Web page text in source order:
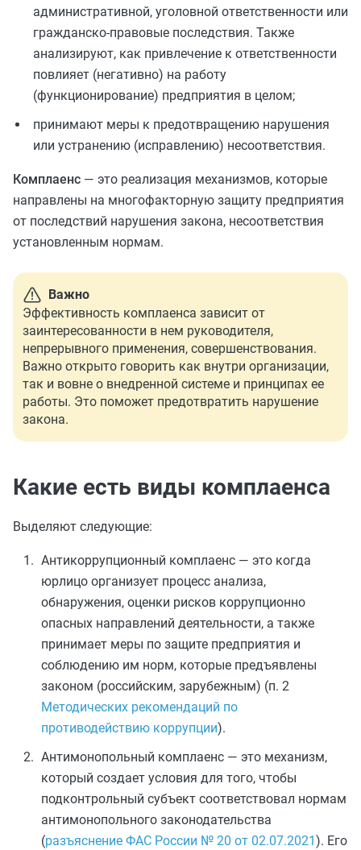
административной, уголовной ответственности или
гражданско-правовые последствия. Также
анализируют, как привлечение к ответственности
повлияет (негативно) на работу
(функционирование) предприятия в целом;
принимают меры к предотвращению нарушения
или устранению (исправлению) несоответствия.
Комплаенс — это реализация механизмов, которые
направлены на многофакторную защиту предприятия
от последствий нарушения закона, несоответствия
установленным нормам.
Важно
Эффективность комплаенса зависит от
заинтересованности в нем руководителя,
непрерывного применения, совершенствования.
Важно открыто говорить как внутри организации,
так и вовне о внедренной системе и принципах ее
работы. Это поможет предотвратить нарушение
закона.
Какие есть виды комплаенса
Выделяют следующие:
Антикоррупционный комплаенс — это когда
юрлицо организует процесс анализа,
обнаружения, оценки рисков коррупционно
опасных направлений деятельности, а также
принимает меры по защите предприятия и
соблюдению им норм, которые предъявлены
законом (российским, зарубежным) (п. 2
Методических рекомендаций по
противодействию коррупции).
Антимонопольный комплаенс — это механизм,
который создает условия для того, чтобы
подконтрольный субъект соответствовал нормам
антимонопольного законодательства
(разъяснение ФАС России № 20 от 02.07.2021). Его